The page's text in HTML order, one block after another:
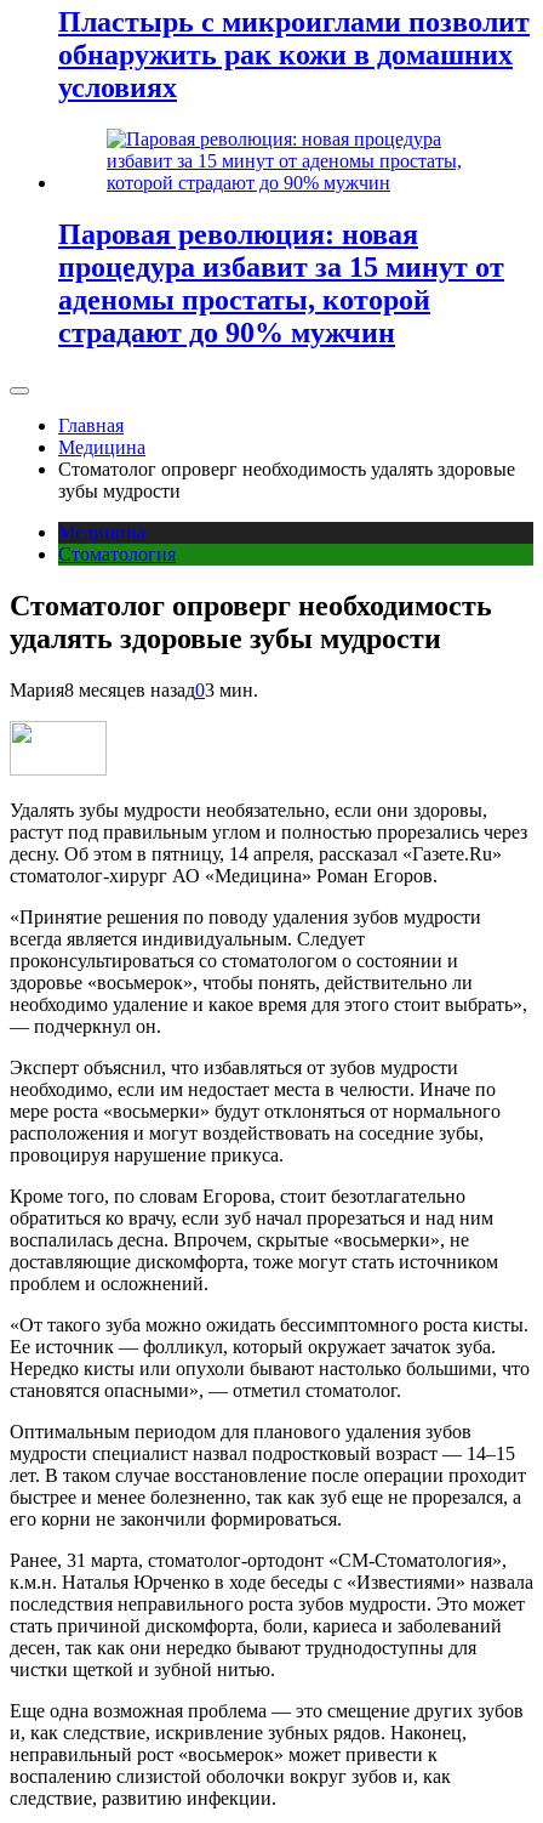
Пластырь с микроиглами позволит
обнаружить рак кожи в домашних
условиях
Паровая революция: новая
процедура избавит за 15 минут от
аденомы простаты, которой
страдают до 90% мужчин
Главная
Медицина
Стоматолог опроверг необходимость удалять здоровые
зубы мудрости
Медицина
Стоматология
Стоматолог опроверг необходимость
удалять здоровые зубы мудрости
Мария8 месяцев назад03 мин.
Удалять зубы мудрости необязательно, если они здоровы,
растут под правильным углом и полностью прорезались через
десну. Об этом в пятницу, 14 апреля, рассказал «Газете.Ru»
стоматолог-хирург АО «Медицина» Роман Егоров.
«Принятие решения по поводу удаления зубов мудрости
всегда является индивидуальным. Следует
проконсультироваться со стоматологом о состоянии и
здоровье «восьмерок», чтобы понять, действительно ли
необходимо удаление и какое время для этого стоит выбрать»,
— подчеркнул он.
Эксперт объяснил, что избавляться от зубов мудрости
необходимо, если им недостает места в челюсти. Иначе по
мере роста «восьмерки» будут отклоняться от нормального
расположения и могут воздействовать на соседние зубы,
провоцируя нарушение прикуса.
Кроме того, по словам Егорова, стоит безотлагательно
обратиться ко врачу, если зуб начал прорезаться и над ним
воспалилась десна. Впрочем, скрытые «восьмерки», не
доставляющие дискомфорта, тоже могут стать источником
проблем и осложнений.
«От такого зуба можно ожидать бессимптомного роста кисты.
Ее источник — фолликул, который окружает зачаток зуба.
Нередко кисты или опухоли бывают настолько большими, что
становятся опасными», — отметил стоматолог.
Оптимальным периодом для планового удаления зубов
мудрости специалист назвал подростковый возраст — 14–15
лет. В таком случае восстановление после операции проходит
быстрее и менее болезненно, так как зуб еще не прорезался, а
его корни не закончили формироваться.
Ранее, 31 марта, стоматолог-ортодонт «СМ-Стоматология»,
к.м.н. Наталья Юрченко в ходе беседы с «Известиями» назвала
последствия неправильного роста зубов мудрости. Это может
стать причиной дискомфорта, боли, кариеса и заболеваний
десен, так как они нередко бывают труднодоступны для
чистки щеткой и зубной нитью.
Еще одна возможная проблема — это смещение других зубов
и, как следствие, искривление зубных рядов. Наконец,
неправильный рост «восьмерок» может привести к
воспалению слизистой оболочки вокруг зубов и, как
следствие, развитию инфекции.